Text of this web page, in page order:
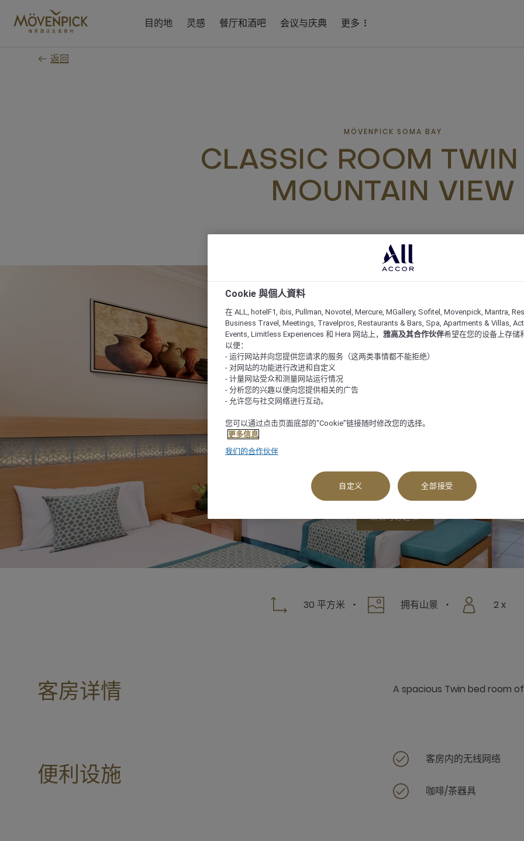
目的地 灵感 餐厅和酒吧 会议与庆典 更多
返回
MÖVENPICK SOMA BAY
CLASSIC ROOM TWIN
MOUNTAIN VIEW
查看可订选项
30 平方米 拥有山景 2 x
客房详情 A spacious Twin bed room
便利设施
客房内的无线网络
咖啡/茶器具
Cookie 與個人資料
在 ALL, hotelF1, ibis, Pullman, Novotel, Mercure, MGallery, Sofitel, Movenpick, Mantra,
Business Travel, Meetings, Travelpros, Restaurants & Bars, Spa, Apartments & Villas,
Events, Limitless Experiences 和 Hera 网站上， 雅高及其合作伙伴希望在您的设备上存储
以便：
- 运行网站并向您提供您请求的服务（这两类事情都不能拒绝）
- 对网站的功能进行改进和自定义
- 计量网站受众和测量网站运行情况
- 分析您的兴趣以便向您提供相关的广告
- 允许您与社交网络进行互动。
您可以通过点击页面底部的“Cookie”链接随时修改您的选择。
更多信息
我们的合作伙伴
自定义 全部接受